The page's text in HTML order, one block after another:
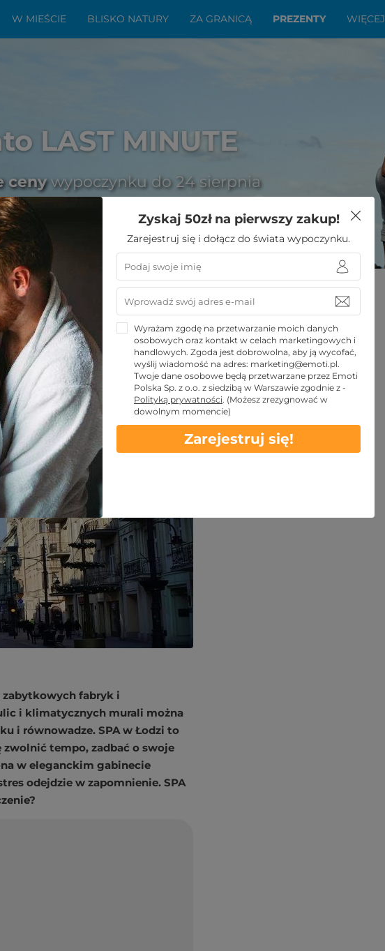
W MIEŚCIE BLISKO NATURY ZA GRANICĄ PREZENTY WIĘCEJ
LAST MINUTE
cenywypoczynku do 24 sierpnia
przyjemności
przyjemności
Udostępnij znajomym!
TOP oferty
zabytkowych fabryk i
i klimatycznych murali można
i równowadze. SPA w Łodzi to
tempo, zadbać o swoje
w eleganckim gabinecie
odejdzie w zapomnienie. SPA
Zyskaj 50zł na pierwszy zakup!
Zarejestruj się i dołącz do świata wypoczynku.
Wyrażam zgodę na przetwarzanie moich danych
osobowych oraz kontakt w celach marketingowych i
handlowych. Zgoda jest dobrowolna, aby ją wycofać,
wyślij wiadomość na adres: marketing@emoti.pl.
Twoje dane osobowe będą przetwarzane przez Emoti
Polska Sp. z o.o. z siedzibą w Warszawie zgodnie z -
Polityką prywatności. (Możesz zrezygnować w
dowolnym momencie)
Zarejestruj się!